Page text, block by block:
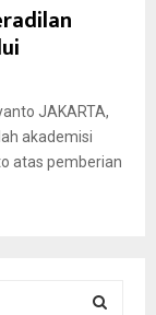
JAKARTA,
akademisi
atas pemberian